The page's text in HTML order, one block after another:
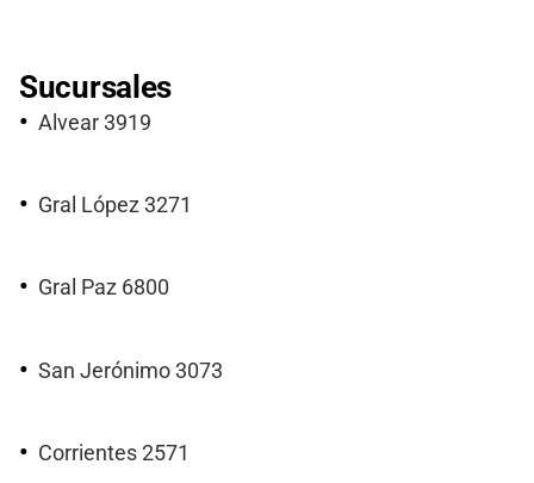
Sucursales
Alvear 3919
Gral López 3271
Gral Paz 6800
San Jerónimo 3073
Corrientes 2571